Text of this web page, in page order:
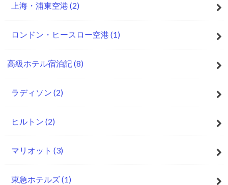
上海・浦東空港 (2)
ロンドン・ヒースロー空港 (1)
高級ホテル宿泊記(8)
ラディソン (2)
ヒルトン (2)
マリオット (3)
東急ホテルズ(1)